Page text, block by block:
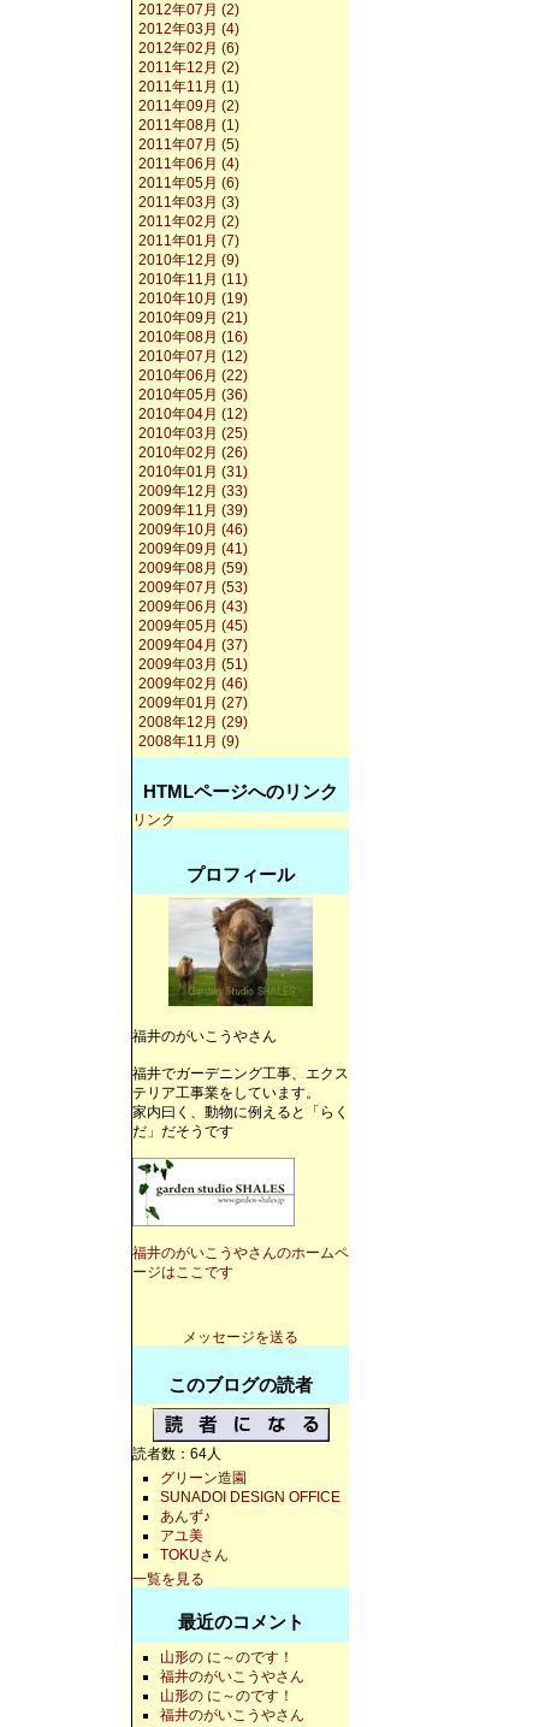
2012年07月 (2)
2012年03月 (4)
2012年02月 (6)
2011年12月 (2)
2011年11月 (1)
2011年09月 (2)
2011年08月 (1)
2011年07月 (5)
2011年06月 (4)
2011年05月 (6)
2011年03月 (3)
2011年02月 (2)
2011年01月 (7)
2010年12月 (9)
2010年11月 (11)
2010年10月 (19)
2010年09月 (21)
2010年08月 (16)
2010年07月 (12)
2010年06月 (22)
2010年05月 (36)
2010年04月 (12)
2010年03月 (25)
2010年02月 (26)
2010年01月 (31)
2009年12月 (33)
2009年11月 (39)
2009年10月 (46)
2009年09月 (41)
2009年08月 (59)
2009年07月 (53)
2009年06月 (43)
2009年05月 (45)
2009年04月 (37)
2009年03月 (51)
2009年02月 (46)
2009年01月 (27)
2008年12月 (29)
2008年11月 (9)
HTMLページへのリンク
リンク
プロフィール
福井のがいこうやさん
福井でガーデニング工事、エクス
テリア工事業をしています。
家内曰く、動物に例えると「らく
だ」だそうです
福井のがいこうやさんのホームペ
ージはここです
メッセージを送る
このブログの読者
読者数：64人
グリーン造園
SUNADOI DESIGN OFFICE
あんず♪
アユ美
TOKUさん
一覧を見る
最近のコメント
山形の に～のです！
福井のがいこうやさん
山形の に～のです！
福井のがいこうやさん